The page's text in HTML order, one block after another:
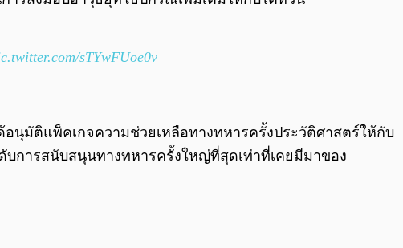
sTYwFUoe0v
นุมัติแพ็คเกจความช่วยเหลือทางทหารครั้งประวัติศาสตร์ให้กับ
การสนับสนุนทางทหารครั้งใหญ่ที่สุดเท่าที่เคยมีมาของ